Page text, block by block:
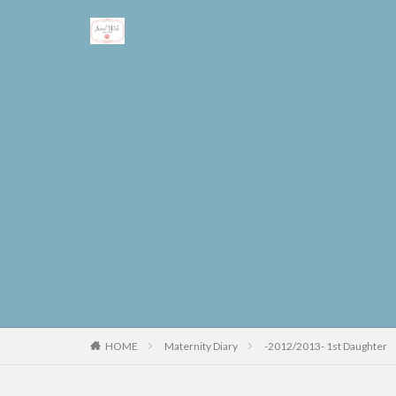
HOME Maternity Diary -2012/2013- 1st Daughter